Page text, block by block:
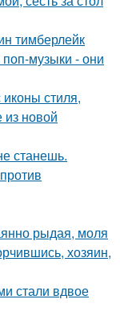
тимберлейк
музыки - они
стиля,
из новой
станешь.
рыдая, моля
хозяин,
стали вдвое